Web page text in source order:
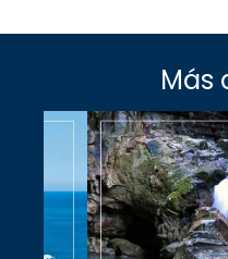
Más